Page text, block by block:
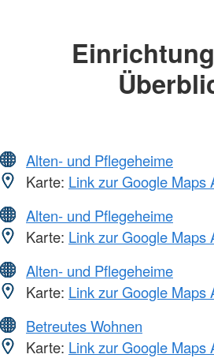
Alten- und Pflegeheime
Karte: Link zur Google Maps
Alten- und Pflegeheime
Karte: Link zur Google Maps
Alten- und Pflegeheime
Karte: Link zur Google Maps
Betreutes Wohnen
Karte: Link zur Google Maps